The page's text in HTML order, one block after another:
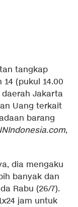
tangkap
(pukul 14.00
Jakarta
Uang terkait
barang
,
dia mengaku
banyak dan
Rabu (26/7).
jam untuk